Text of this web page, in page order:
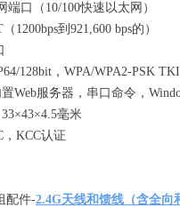
端口（10/100快速以太网）
1200bps到921,600 bps的）
128bit，WPA/WPA2-PSK
Web服务器，串口命令，
毫米
，KCC认证
配件-2.4G天线和馈线（含全向